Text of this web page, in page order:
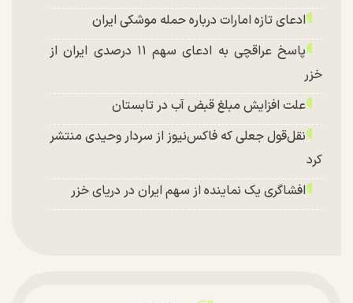
ادعای تازه امارات درباره حمله موشکی ایران
پاسخ عراقچی به ادعای سهم ۱۱ درصدی ایران از
خزر
علت افزایش مبلغ قبض آب در تابستان
نقل‌قول جعلی که فاکس‌نیوز از سردار وحیدی منتشر
کرد
افشاگری یک نماینده از سهم ایران در دریای خزر